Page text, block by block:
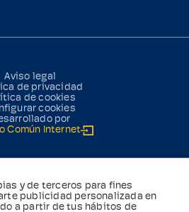
Aviso legal
de privacidad
de cookies
cookies
por
Común Internet
y de terceros para fines
publicidad personalizada en
a partir de tus hábitos de